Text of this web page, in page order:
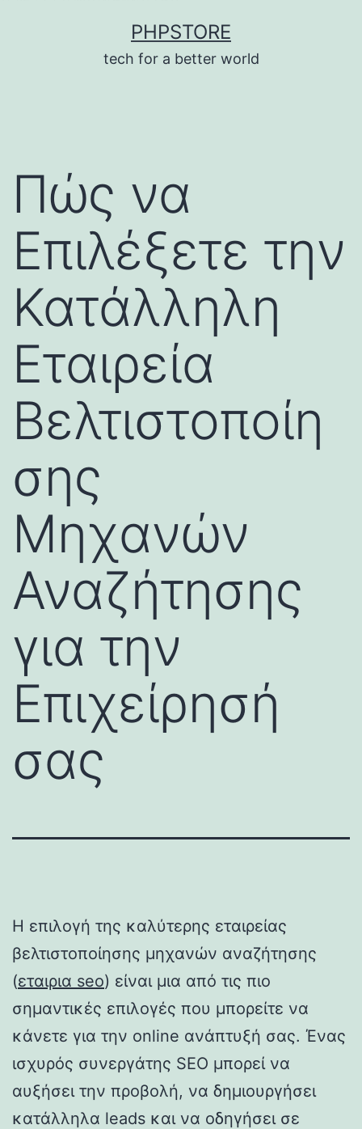
PHPSTORE
tech for a better world
Πώς να
Επιλέξετε την
Κατάλληλη
Εταιρεία
Βελτιστοποίη
σης
Μηχανών
Αναζήτησης
για την
Επιχείρησή
σας
Η επιλογή της καλύτερης εταιρείας
βελτιστοποίησης μηχανών αναζήτησης
(εταιρια seo) είναι μια από τις πιο
σημαντικές επιλογές που μπορείτε να
κάνετε για την online ανάπτυξή σας. Ένας
ισχυρός συνεργάτης SEO μπορεί να
αυξήσει την προβολή, να δημιουργήσει
κατάλληλα leads και να οδηγήσει σε